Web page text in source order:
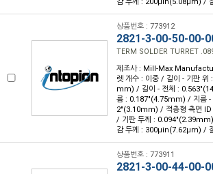
상품번호 : 773912
2821-3-00-50-00-
TERM SOLDER TURRET
제조사 : Mill-Max
렛 개수 : 이중 / 길이 - 기판
mm) / 길이 - 전체 :
름 : 0.187"(4.75mm) / 지름 -
2"(3.10mm) / 적층형 측면
/ 기판 두께 :
감 두께 : 300µin(7.62µm) /
상품번호 : 773911
2821-3-00-44-00-